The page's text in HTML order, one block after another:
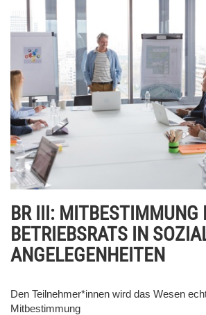
BR III: MITBESTIMMUNG
BETRIEBSRATS IN
ANGELEGENHEITEN
Den Teilnehmer*innen wird das Wesen
Mitbestimmung